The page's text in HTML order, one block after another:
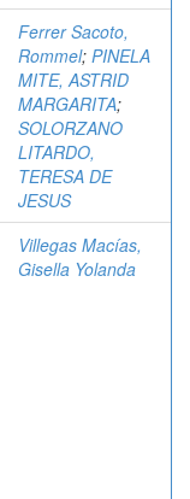
Ferrer Sacoto,
Rommel; PINELA
MITE, ASTRID
MARGARITA;
SOLORZANO
LITARDO,
TERESA DE
JESUS
Villegas Macías,
Gisella Yolanda